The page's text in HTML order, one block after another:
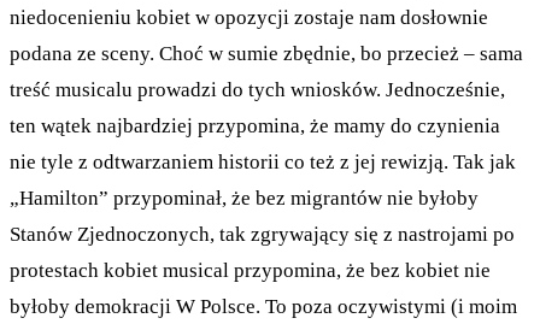
niedocenieniu kobiet w opozycji zostaje nam dosłownie
podana ze sceny. Choć w sumie zbędnie, bo przecież – sama
treść musicalu prowadzi do tych wniosków. Jednocześnie,
ten wątek najbardziej przypomina, że mamy do czynienia
nie tyle z odtwarzaniem historii co też z jej rewizją. Tak jak
„Hamilton” przypominał, że bez migrantów nie byłoby
Stanów Zjednoczonych, tak zgrywający się z nastrojami po
protestach kobiet musical przypomina, że bez kobiet nie
byłoby demokracji W Polsce. To poza oczywistymi (i moim